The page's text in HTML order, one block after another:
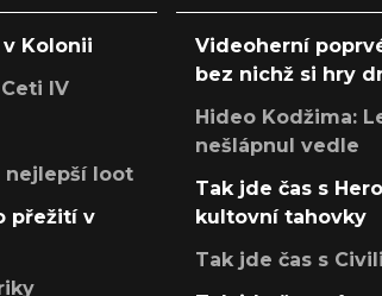
v Kolonii
IV
nejlepší loot
přežití v
Videoherní
bez nichž si hry
Hideo Kodžima:
nešlápnul vedle
Tak jde čas s
kultovní tahovky
Tak jde čas s